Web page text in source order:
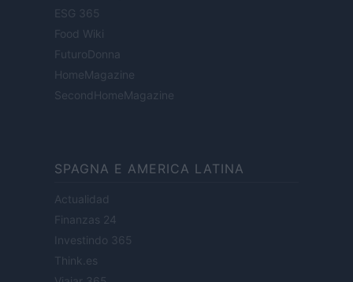
ESG 365
Food Wiki
FuturoDonna
HomeMagazine
SecondHomeMagazine
SPAGNA E AMERICA LATINA
Actualidad
Finanzas 24
Investindo 365
Think.es